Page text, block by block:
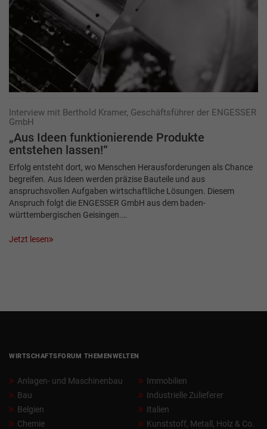
Interview mit Berthold Kramer, Geschäftsführer der ENGESSER
GmbH
„Aus Ideen funktionierende Produkte
entstehen lassen!“
Erfolg entsteht dort, wo Menschen Herausforderungen als Chance
begreifen. Aus Ideen werden präzise Bauteile und aus
anspruchsvollen Aufgaben wirtschaftliche Lösungen. Diesem
Anspruch folgt die ENGESSER GmbH aus dem baden-
württembergischen Geisingen.…
Jetzt lesen
WIRTSCHAFTSFORUM THEMENWELTEN
Anlagen- und Maschinenbau
Bau
Belgien
Chemie
Immobilien
Industrielle Zulieferer
Italien
Kunststoff, Metall, Holz & Co.